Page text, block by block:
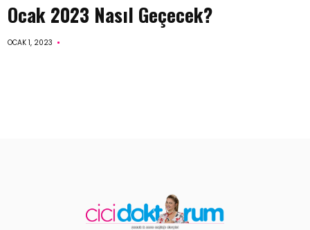
Ocak 2023 Nasıl Geçecek?
OCAK 1, 2023